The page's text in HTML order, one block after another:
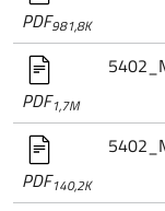
PDF981,8K
PDF1,7M
PDF140,2K